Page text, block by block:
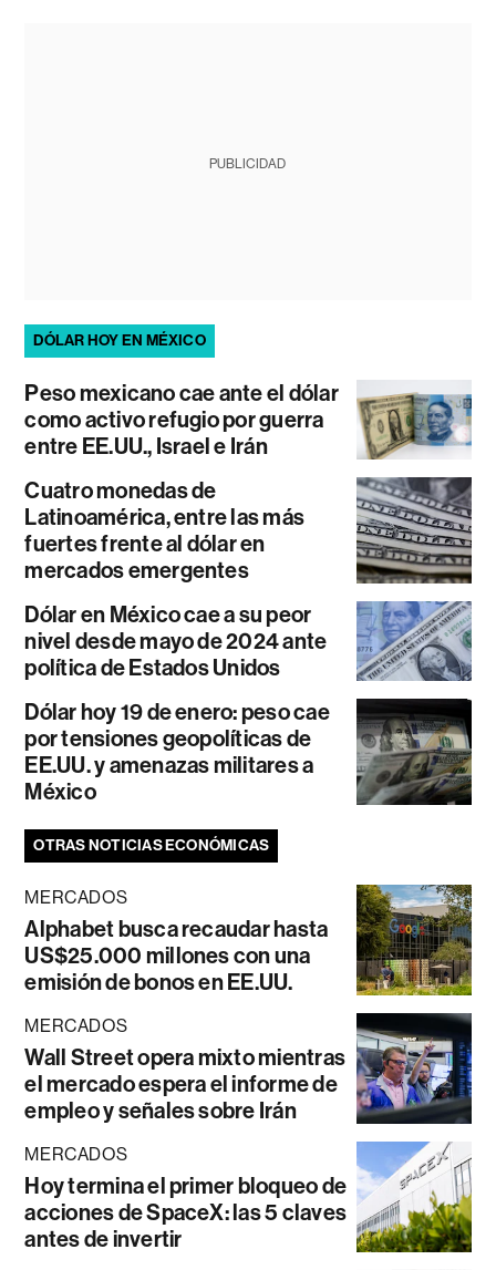
PUBLICIDAD
DÓLAR HOY EN MÉXICO
Peso mexicano cae ante el dólar
como activo refugio por guerra
entre EE.UU., Israel e Irán
Cuatro monedas de
Latinoamérica, entre las más
fuertes frente al dólar en
mercados emergentes
Dólar en México cae a su peor
nivel desde mayo de 2024 ante
política de Estados Unidos
Dólar hoy 19 de enero: peso cae
por tensiones geopolíticas de
EE.UU. y amenazas militares a
México
OTRAS NOTICIAS ECONÓMICAS
MERCADOS
Alphabet busca recaudar hasta
US$25.000 millones con una
emisión de bonos en EE.UU.
MERCADOS
Wall Street opera mixto mientras
el mercado espera el informe de
empleo y señales sobre Irán
MERCADOS
Hoy termina el primer bloqueo de
acciones de SpaceX: las 5 claves
antes de invertir